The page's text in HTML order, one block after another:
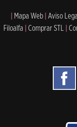
Mapa Web Aviso Legal
Filoalfa
Comprar STL